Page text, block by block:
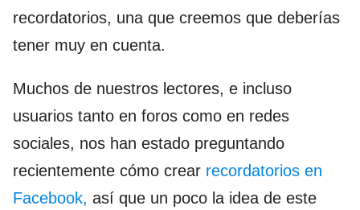
recordatorios, una que creemos que deberías
tener muy en cuenta.
Muchos de nuestros lectores, e incluso
usuarios tanto en foros como en redes
sociales, nos han estado preguntando
recientemente cómo crear recordatorios en
Facebook, así que un poco la idea de este